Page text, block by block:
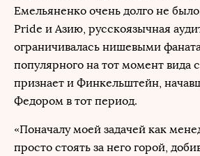
Емельяненко очень долго не
Pride и Азию, русскоязычная
ограничивалась нишевыми
популярного на тот момент вида
признает и Финкельштейн,
Федором в тот период.
«Поначалу моей задачей как
просто стоять за него горой,